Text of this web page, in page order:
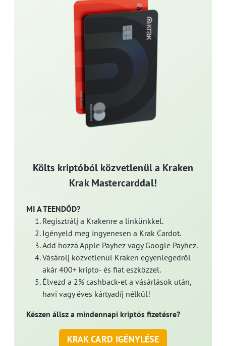
Költs kriptóból közvetlenül a Kraken
Krak Mastercarddal!
MI A TEENDŐD?
Regisztrálj a Krakenre a linkünkkel.
Igényeld meg ingyenesen a Krak Cardot.
Add hozzá Apple Payhez vagy Google Payhez.
Vásárolj közvetlenül Kraken egyenlegedről
akár 400+ kripto- és fiat eszközzel.
Élvezd a 2% cashback-et a vásárlások után,
havi vagy éves kártyadíj nélkül!
Készen állsz a mindennapi kriptós fizetésre?
KRAK CARD IGÉNYLÉSE